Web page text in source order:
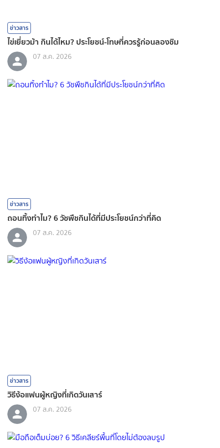
ข่าวสาร
ไข่เยี่ยวม้า กินได้ไหม? ประโยชน์-โทษที่ควรรู้ก่อนลองชิม
07 ส.ค. 2026
ข่าวสาร
ถอนทิ้งทำไม? 6 วัชพืชกินได้ที่มีประโยชน์กว่าที่คิด
07 ส.ค. 2026
ข่าวสาร
วิธีง้อแฟนผู้หญิงที่เกิดวันเสาร์
07 ส.ค. 2026